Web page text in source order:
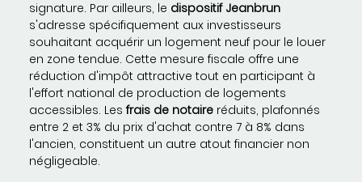
signature. Par ailleurs, le dispositif Jeanbrun
s'adresse spécifiquement aux investisseurs
souhaitant acquérir un logement neuf pour le louer
en zone tendue. Cette mesure fiscale offre une
réduction d'impôt attractive tout en participant à
l'effort national de production de logements
accessibles. Lesfrais de notaire réduits, plafonnés
entre 2 et 3% du prix d'achat contre 7 à 8% dans
l'ancien, constituent un autre atout financier non
négligeable.